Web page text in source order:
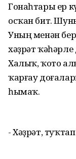
Гонаһтары ер
осҡан бит.
Уның менән
хәҙрәт
Халыҡ, ҡото
ҡарғау
һымаҡ.
- Хәҙрәт,